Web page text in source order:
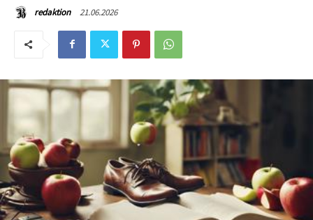
redaktion 21.06.2026